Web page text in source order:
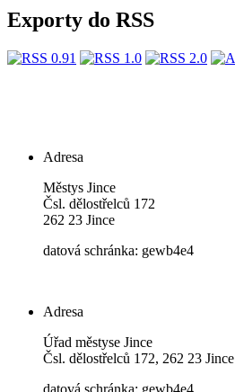
Exporty do RSS
Adresa
Městys Jince
Čsl. dělostřelců 172
262 23 Jince
datová schránka: gewb4e4
Adresa
Úřad městyse Jince
Čsl. dělostřelců 172, 262 23 Jince
datová schránka: gewb4e4